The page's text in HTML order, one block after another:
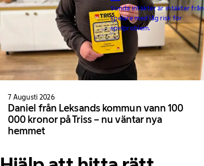
Sunda intäkter är intäkter från
spelare med låg risk för
spelproblem.
7 Augusti 2026
Daniel från Leksands kommun vann 100
000 kronor på Triss – nu väntar nya
hemmet